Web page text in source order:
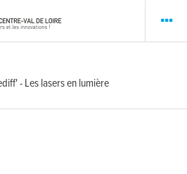
- Les lasers en lumière